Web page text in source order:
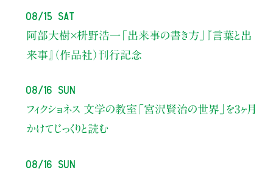
08/15 Sat
阿部大樹×枡野浩一 「出来事の書き方」
『言葉と出
来事』（作品社）刊行記念
08/16 Sun
フィクショネス 文学の教室 「宮沢賢治の世界」を3ヶ月
かけてじっくりと読む
08/16 Sun